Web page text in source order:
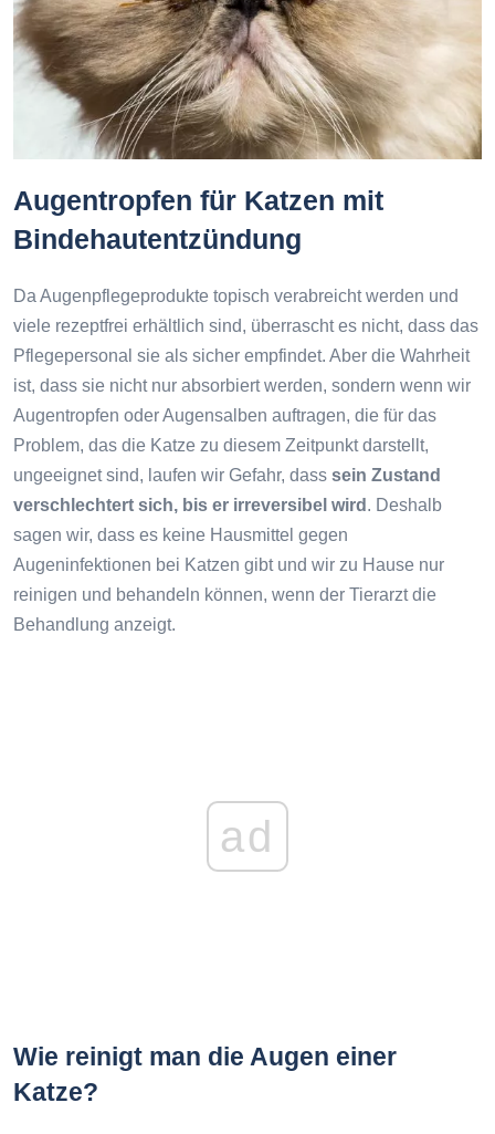
Augentropfen für Katzen mit
Bindehautentzündung
Da Augenpflegeprodukte topisch verabreicht werden und
viele rezeptfrei erhältlich sind, überrascht es nicht, dass das
Pflegepersonal sie als sicher empfindet. Aber die Wahrheit
ist, dass sie nicht nur absorbiert werden, sondern wenn wir
Augentropfen oder Augensalben auftragen, die für das
Problem, das die Katze zu diesem Zeitpunkt darstellt,
ungeeignet sind, laufen wir Gefahr, dass sein Zustand
verschlechtert sich, bis er irreversibel wird . Deshalb
sagen wir, dass es keine Hausmittel gegen
Augeninfektionen bei Katzen gibt und wir zu Hause nur
reinigen und behandeln können, wenn der Tierarzt die
Behandlung anzeigt.
ad
Wie reinigt man die Augen einer
Katze?